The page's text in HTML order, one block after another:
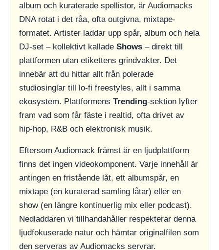
album och kuraterade spellistor, är Audiomacks
DNA rotat i det råa, ofta outgivna, mixtape-
formatet. Artister laddar upp spår, album och hela
DJ-set – kollektivt kallade Shows– direkt till
plattformen utan etikettens grindvakter. Det
innebär att du hittar allt från polerade
studiosinglar till lo-fi freestyles, allt i samma
ekosystem. Plattformens Trending-sektion lyfter
fram vad som får fäste i realtid, ofta drivet av
hip-hop, R&B och elektronisk musik.
Eftersom Audiomack främst är en ljudplattform
finns det ingen videokomponent. Varje innehåll är
antingen en fristående låt, ett albumspår, en
mixtape (en kuraterad samling låtar) eller en
show (en längre kontinuerlig mix eller podcast).
Nedladdaren vi tillhandahåller respekterar denna
ljudfokuserade natur och hämtar originalfilen som
den serveras av Audiomacks servrar.